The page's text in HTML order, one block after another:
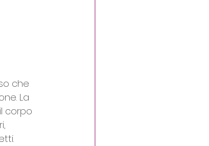
che
La
corpo